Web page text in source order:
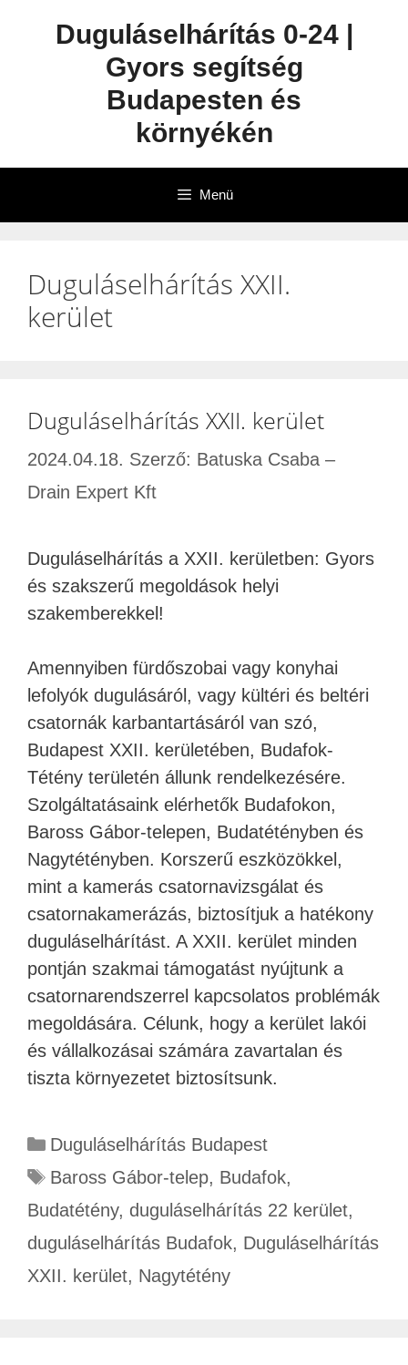
Duguláselhárítás 0-24 |
Gyors segítség
Budapesten és
környékén
Menü
Duguláselhárítás XXII.
kerület
Duguláselhárítás XXII. kerület
2024.04.18. Szerző: Batuska Csaba –
Drain Expert Kft
Duguláselhárítás a XXII. kerületben: Gyors
és szakszerű megoldások helyi
szakemberekkel!
Amennyiben fürdőszobai vagy konyhai
lefolyók dugulásáról, vagy kültéri és beltéri
csatornák karbantartásáról van szó,
Budapest XXII. kerületében, Budafok-
Tétény területén állunk rendelkezésére.
Szolgáltatásaink elérhetők Budafokon,
Baross Gábor-telepen, Budatétényben és
Nagytétényben. Korszerű eszközökkel,
mint a kamerás csatornavizsgálat és
csatornakamerázás, biztosítjuk a hatékony
duguláselhárítást. A XXII. kerület minden
pontján szakmai támogatást nyújtunk a
csatornarendszerrel kapcsolatos problémák
megoldására. Célunk, hogy a kerület lakói
és vállalkozásai számára zavartalan és
tiszta környezetet biztosítsunk.
Duguláselhárítás Budapest
Baross Gábor-telep, Budafok,
Budatétény, duguláselhárítás 22 kerület,
duguláselhárítás Budafok, Duguláselhárítás
XXII. kerület, Nagytétény